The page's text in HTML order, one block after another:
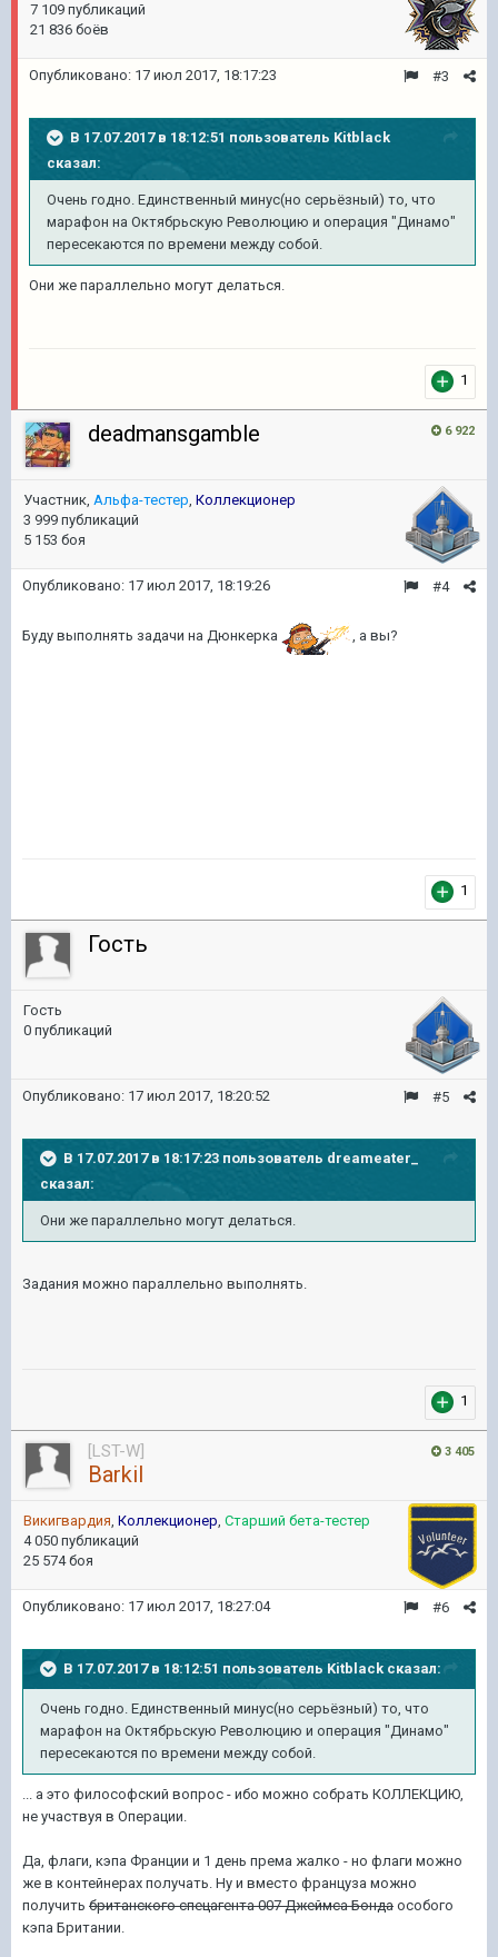
7 109 публикаций
21 836 боёв
#3
Опубликовано: 17 июл 2017, 18:17:23
В 17.07.2017 в 18:12:51 пользователь Kitblack
сказал:
Очень годно. Единственный минус(но серьёзный) то, что
марафон на Октябрьскую Революцию и операция "Динамо"
пересекаются по времени между собой.
Они же параллельно могут делаться.
1
6 922
deadmansgamble
Участник, Альфа-тестер, Коллекционер
3 999 публикаций
5 153 боя
#4
Опубликовано: 17 июл 2017, 18:19:26
Буду выполнять задачи на Дюнкерка , а вы?
1
Гость
Гость
0 публикаций
#5
Опубликовано: 17 июл 2017, 18:20:52
В 17.07.2017 в 18:17:23 пользователь dreameater_
сказал:
Они же параллельно могут делаться.
Задания можно параллельно выполнять.
1
3 405
[LST-W]
Barkil
Викигвардия, Коллекционер, Старший бета-тестер
4 050 публикаций
25 574 боя
#6
Опубликовано: 17 июл 2017, 18:27:04
В 17.07.2017 в 18:12:51 пользователь Kitblack сказал:
Очень годно. Единственный минус(но серьёзный) то, что
марафон на Октябрьскую Революцию и операция "Динамо"
пересекаются по времени между собой.
... а это философский вопрос - ибо можно собрать КОЛЛЕКЦИЮ,
не участвуя в Операции.
Да, флаги, кэпа Франции и 1 день према жалко - но флаги можно
же в контейнерах получать. Ну и вместо француза можно
получить британского спецагента 007 Джеймса Бонда особого
кэпа Британии.